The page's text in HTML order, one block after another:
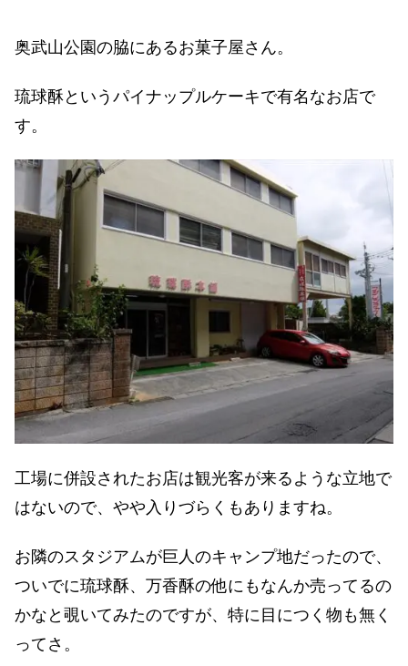
奥武山公園の脇にあるお菓子屋さん。
琉球酥というパイナップルケーキで有名なお店で
す。
工場に併設されたお店は観光客が来るような立地で
はないので、やや入りづらくもありますね。
お隣のスタジアムが巨人のキャンプ地だったので、
ついでに琉球酥、万香酥の他にもなんか売ってるの
かなと覗いてみたのですが、特に目につく物も無く
ってさ。